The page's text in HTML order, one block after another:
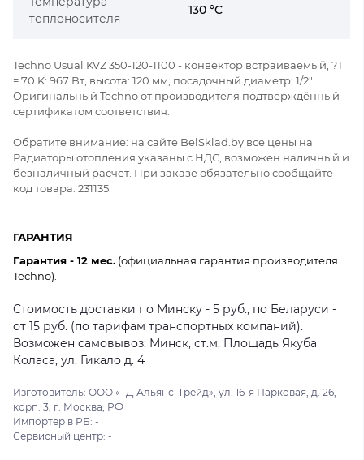
теплоносителя
130 °C
Techno Usual KVZ 350-120-1100 - конвектор встраиваемый, ?Т
= 70 K: 967 Вт, высота: 120 мм, посадочный диаметр: 1/2".
Оригинальный Techno от производителя подтверждённый
сертификатом соответствия.
Обратите внимание: на сайте BelSklad.by все цены на
Радиаторы отопления указаны с НДС, возможен наличный и
безналичный расчет. При заказе обязательно сообщайте
код товара: 231135.
ГАРАНТИЯ
Гарантия - 12 мес. (официальная гарантия производителя
Techno).
Стоимость доставки по Минску - 5 руб., по Беларуси -
от 15 руб. (по тарифам транспортных компаний).
Возможен самовывоз: Минск, ст.м. Площадь Якуба
Коласа, ул. Гикало д. 4
Изготовитель: ООО «ТД Альянс-Трейд», ул. 16-я Парковая, д. 26,
корп. 3, г. Москва, РФ
Импортер в РБ: -
Сервисный центр: -